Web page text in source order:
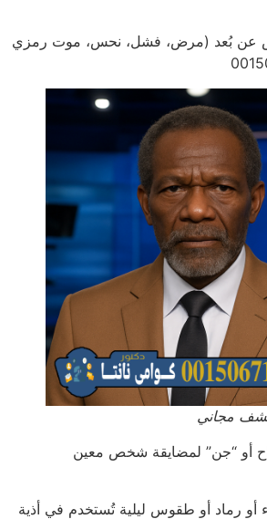
عن بُعد (مرض، فشل، نحس، موت رمزي
مجاني
أو “جن” لمضايقة شخص معين
أو رماد أو طقوس ليلية تُستخدم في أذية